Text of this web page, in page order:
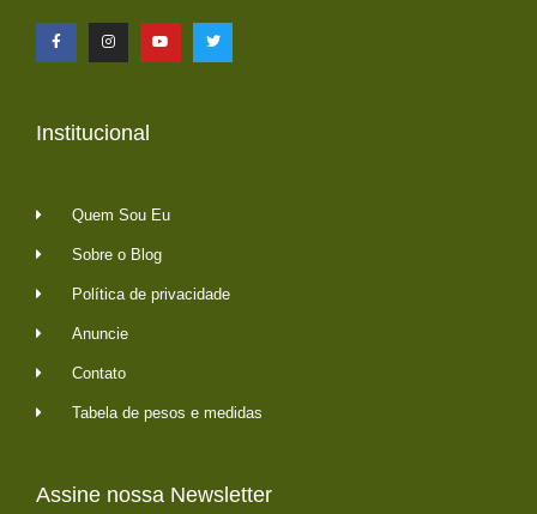
Institucional
Quem Sou Eu
Sobre o Blog
Política de privacidade
Anuncie
Contato
Tabela de pesos e medidas
Assine nossa Newsletter